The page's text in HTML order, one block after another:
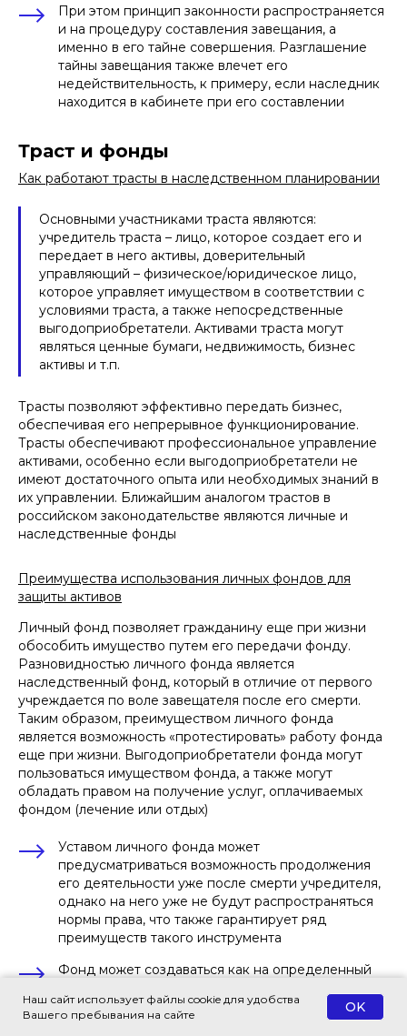
При этом принцип законности распространяется
и на процедуру составления завещания, а
именно в его тайне совершения. Разглашение
тайны завещания также влечет его
недействительность, к примеру, если наследник
находится в кабинете при его составлении
Траст и фонды
Как работают трасты в наследственном планировании
Основными участниками траста являются:
учредитель траста – лицо, которое создает его и
передает в него активы, доверительный
управляющий – физическое/юридическое лицо,
которое управляет имуществом в соответствии с
условиями траста, а также непосредственные
выгодоприобретатели. Активами траста могут
являться ценные бумаги, недвижимость, бизнес
активы и т.п.
Трасты позволяют эффективно передать бизнес,
обеспечивая его непрерывное функционирование.
Трасты обеспечивают профессиональное управление
активами, особенно если выгодоприобретатели не
имеют достаточного опыта или необходимых знаний в
их управлении. Ближайшим аналогом трастов в
российском законодательстве являются личные и
наследственные фонды
Преимущества использования личных фондов для
защиты активов
Личный фонд позволяет гражданину еще при жизни
обособить имущество путем его передачи фонду.
Разновидностью личного фонда является
наследственный фонд, который в отличие от первого
учреждается по воле завещателя после его смерти.
Таким образом, преимуществом личного фонда
является возможность «протестировать» работу фонда
еще при жизни. Выгодоприобретатели фонда могут
пользоваться имуществом фонда, а также могут
обладать правом на получение услуг, оплачиваемых
фондом (лечение или отдых)
Уставом личного фонда может
предусматриваться возможность продолжения
его деятельности уже после смерти учредителя,
однако на него уже не будут распространяться
нормы права, что также гарантирует ряд
преимуществ такого инструмента
Фонд может создаваться как на определенный
предпринимательской деятельностью и даже
учреждать хозяйственные общества
Налоговые льготы и
освобождения
Оплачивать госпошлину не нужно:
наследникам жилья, которые жили с
наследодателем и продолжают жить
там же после его смерти,
несовершеннолетним и людям с
психическими расстройствами под
опекой, Героям СССР или России,
Льготы при оплате государственной
пошлины за выдачу свидетельства
зависят от вида имущества и статуса.
Они распространяются на
Условия, при которых наследство
налогообложения:
скидки в размере 50% для граждан с
инвалидностью I или II группы
Наш сайт использует файлы cookie для удобства
Вашего пребывания на сайте
OK